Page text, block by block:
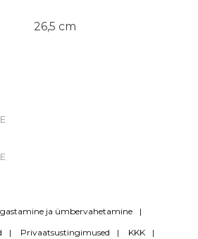
26,5 cm
ja ümbervahetamine
Privaatsustingimused KKK